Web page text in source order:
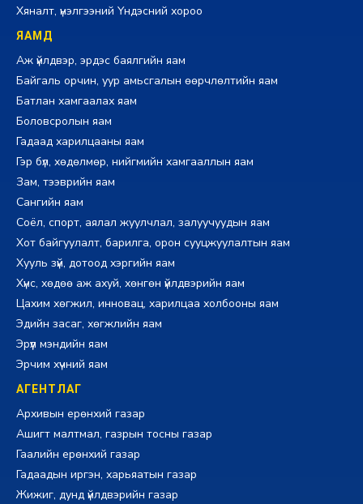
Хяналт, үнэлгээний Үндэсний хороо
ЯАМД
Аж үйлдвэр, эрдэс баялгийн яам
Байгаль орчин, уур амьсгалын өөрчлөлтийн яам
Батлан хамгаалах яам
Боловсролын яам
Гадаад харилцааны яам
Гэр бүл, хөдөлмөр, нийгмийн хамгааллын яам
Зам, тээврийн яам
Сангийн яам
Соёл, спорт, аялал жуулчлал, залуучуудын яам
Хот байгуулалт, барилга, орон сууцжуулалтын яам
Хууль зүй, дотоод хэргийн яам
Хүнс, хөдөө аж ахуй, хөнгөн үйлдвэрийн яам
Цахим хөгжил, инновац, харилцаа холбооны яам
Эдийн засаг, хөгжлийн яам
Эрүүл мэндийн яам
Эрчим хүчний яам
АГЕНТЛАГ
Архивын ерөнхий газар
Ашигт малтмал, газрын тосны газар
Гаалийн ерөнхий газар
Гадаадын иргэн, харьяатын газар
Жижиг, дунд үйлдвэрийн газар